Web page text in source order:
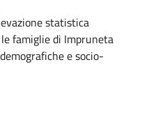
statistica
famiglie di Impruneta
e socio-